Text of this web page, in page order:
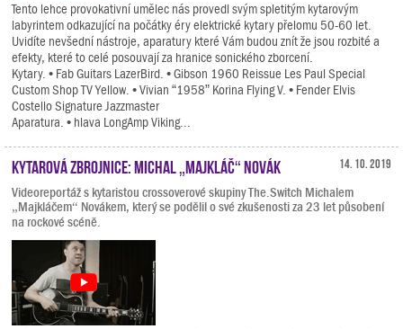
Tento lehce provokativní umělec nás provedl svým spletitým kytarovým
labyrintem odkazující na počátky éry elektrické kytary přelomu 50-60 let.
Uvidíte nevšední nástroje, aparatury které Vám budou znít že jsou rozbité a
efekty, které to celé posouvají za hranice sonického zborcení.
Kytary. • Fab Guitars LazerBird. • Gibson 1960 Reissue Les Paul Special
Custom Shop TV Yellow. • Vivian “1958” Korina Flying V. • Fender Elvis
Costello Signature Jazzmaster
Aparatura. • hlava LongAmp Viking...
14. 10. 2019
Kytarová zbrojnice: Michal „Majkláč“ Novák
Videoreportáž s kytaristou crossoverové skupiny The.Switch Michalem
„Majkláčem“ Novákem, který se podělil o své zkušenosti za 23 let působení
na rockové scéně.